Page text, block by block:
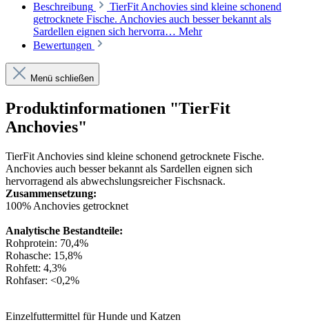
Beschreibung
TierFit Anchovies sind kleine schonend
getrocknete Fische. Anchovies auch besser bekannt als
Sardellen eignen sich hervorra… Mehr
Bewertungen
Menü schließen
Produktinformationen "TierFit
Anchovies"
TierFit Anchovies sind kleine schonend getrocknete Fische.
Anchovies auch besser bekannt als Sardellen eignen sich
hervorragend als abwechslungsreicher Fischsnack.
Zusammensetzung:
100% Anchovies getrocknet
Analytische Bestandteile:
Rohprotein: 70,4%
Rohasche: 15,8%
Rohfett: 4,3%
Rohfaser: <0,2%
Einzelfuttermittel für Hunde und Katzen